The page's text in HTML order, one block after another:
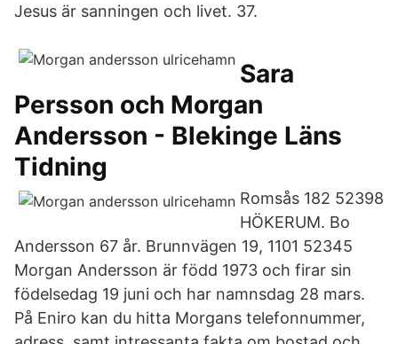
Jesus är sanningen och livet. 37.
Sara
Persson och Morgan
Andersson - Blekinge Läns
Tidning
Romsås 182 52398
HÖKERUM. Bo
Andersson 67 år. Brunnvägen 19, 1101 52345
Morgan Andersson är född 1973 och firar sin
födelsedag 19 juni och har namnsdag 28 mars.
På Eniro kan du hitta Morgans telefonnummer,